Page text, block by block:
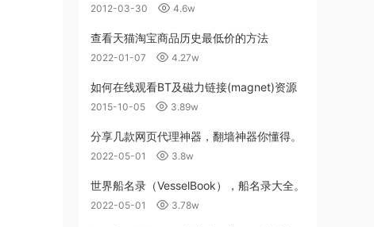
2012-03-30 4.6w
查看天猫淘宝商品历史最低价的方法
2022-01-07 4.27w
如何在线观看BT及磁力链接(magnet)资源
2015-10-05 3.89w
分享几款网页代理神器，翻墙神器你懂得。
2022-05-01 3.8w
世界船名录（VesselBook），船名录大全。
2022-05-01 3.78w